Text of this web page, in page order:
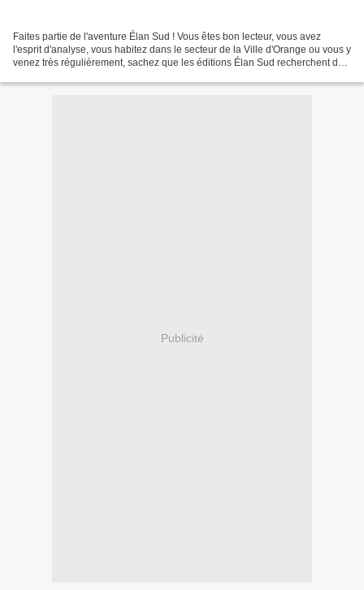
Faites partie de l'aventure Élan Sud ! Vous êtes bon lecteur, vous avez
l'esprit d'analyse, vous habitez dans le secteur de la Ville d'Orange ou vous y
venez très régulièrement, sachez que les éditions Élan Sud recherchent des
Publicité